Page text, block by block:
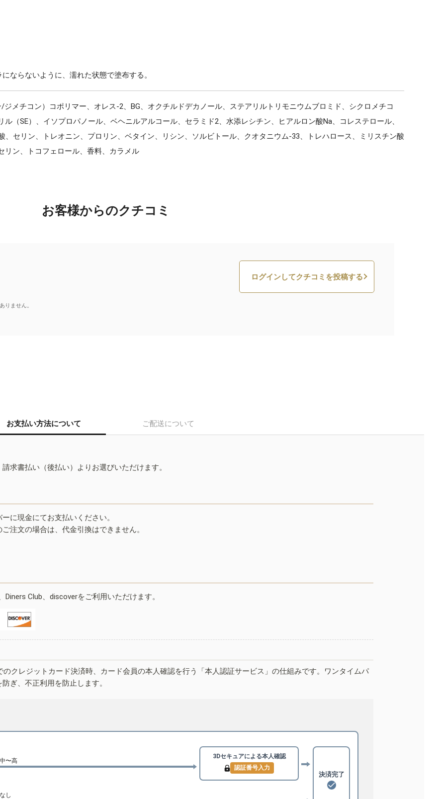
ならないように、濡れた状態で塗布する。
メチコン）コポリマー、オレス-2、BG、オクチルドデカノール、ステアリルトリモニウムブロミド、シクロメチコ
（SE）、イソプロパノール、ベヘニルアルコール、セラミド2、水添レシチン、ヒアルロン酸Na、コレステロール、
セリン、トレオニン、プロリン、ベタイン、リシン、ソルビトール、クオタニウム-33、トレハロース、ミリスチン酸
リン、トコフェロール、香料、カラメル
お客様からのクチコミ
りません。
ログインしてクチコミを投稿する
お支払い方法について ご配送について
求書払い（後払い）よりお選びいただけます。
に現金にてお支払いください。
注文の場合は、代金引換はできません。
Diners Club、discoverをご利用いただけます。
クレジットカード決済時、カード会員の本人確認を行う「本人認証サービス」の仕組みです。ワンタイムパ
ぎ、不正利用を防止します。
〜高
3Dセキュアによる本人確認
認証番号入力
し
決済完了